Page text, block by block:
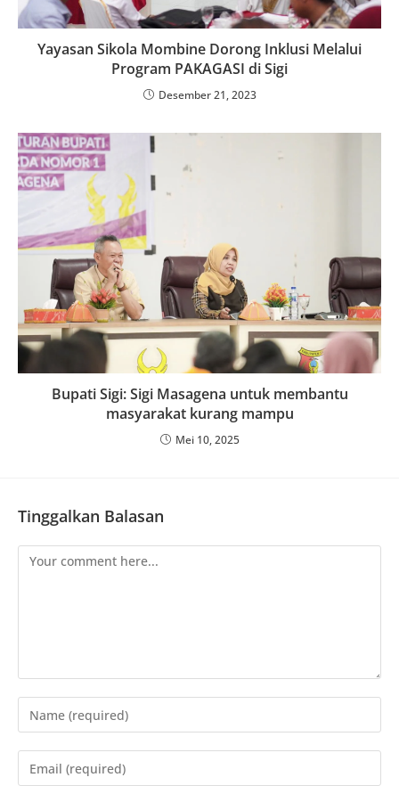
Yayasan Sikola Mombine Dorong Inklusi Melalui
Program PAKAGASI di Sigi
Desember 21, 2023
Bupati Sigi: Sigi Masagena untuk membantu
masyarakat kurang mampu
Mei 10, 2025
Tinggalkan Balasan
Comment
Enter
your
name
Enter
your